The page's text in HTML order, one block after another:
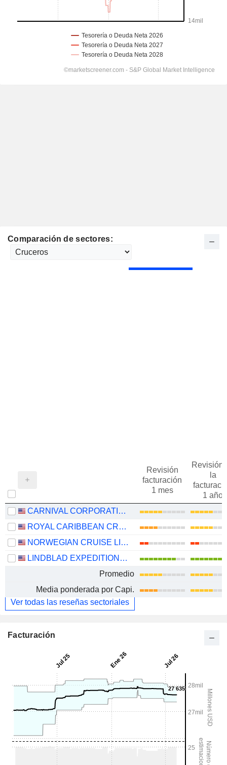
Comparación de sectores:
Revisión
facturación
1 mes
Revisión
la
1 año
CARNIVAL CORPORATION LTD.
ROYAL CARIBBEAN CRUISES LTD.
NORWEGIAN CRUISE LINE HOLDINGS LTD.
LINDBLAD EXPEDITIONS HOLDINGS, INC.
Promedio
Media ponderada por Capi.
Ver todas las reseñas sectoriales
Facturación